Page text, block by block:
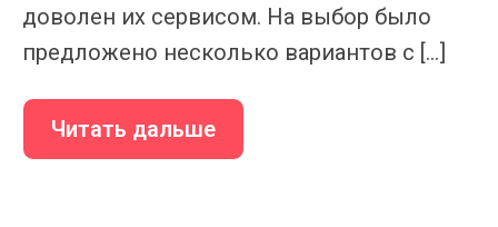
доволен их сервисом. На выбор было
предложено несколько вариантов с […]
Читать дальше